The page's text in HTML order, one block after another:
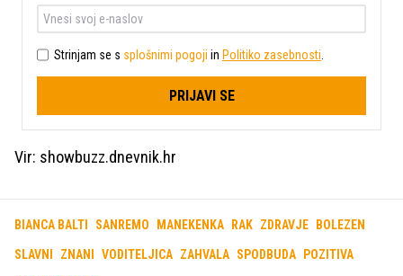
Strinjam se s splošnimi pogoji in Politiko zasebnosti
PRIJAVI SE
Vir: showbuzz.dnevnik.hr
BIANCA BALTI SANREMO MANEKENKA RAK ZDRAVJE BOLEZEN
SLAVNI ZNANI VODITELJICA ZAHVALA SPODBUDA POZITIVA